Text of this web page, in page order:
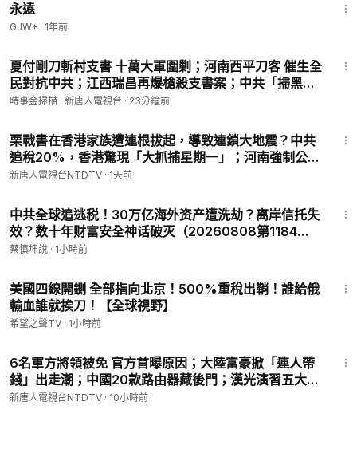
永遠
GJW+ · 1年前
夏付剛刀斬村支書 十萬大軍圍剿；河南西平刀客 催生全
民對抗中共；江西瑞昌再爆槍殺支書案；中共「掃黑除
惡」行動黑暗内幕。｜ #時事金掃描 #金然
時事金掃描 · 新唐人電視台 · 23分鐘前
栗戰書在香港家族遭連根拔起，導致連鎖大地震？中共
追稅20%，香港驚現「大抓捕星期一」；河南強制公務
員國企放假，政府徹底破產？洪災席捲中國多省；中共
新唐人電視台NTDTV · 1天前
中共全球追逃税！30万亿海外资产遭洗劫？离岸信托失
效？数十年财富安全神话破灭（20260808第1184
期）#焦點訪談
蔡慎坤說 · 1小時前
美國四線開鍘 全部指向北京！500%重稅出鞘！誰給俄
輸血誰就挨刀！【全球視野】
希望之聲TV · 1小時前
6名軍方將領被免 官方首曝原因；大陸富豪掀「連人帶
錢」出走潮；中國20款路由器藏後門；漢光演習五大前
所未有；美擬限制中國數據中心設備進口|【#中國禁
新唐人電視台NTDTV · 10小時前